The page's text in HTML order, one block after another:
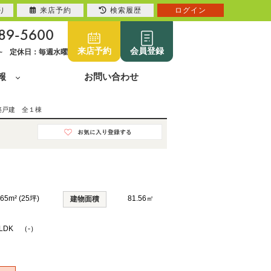
5600
定休日：毎週水曜 来店予約 会員登録
お問い合わせ
戸建 全１棟
(25坪) 建物面積 81.56㎡
（-）
来店予約 検索履歴 ログイン